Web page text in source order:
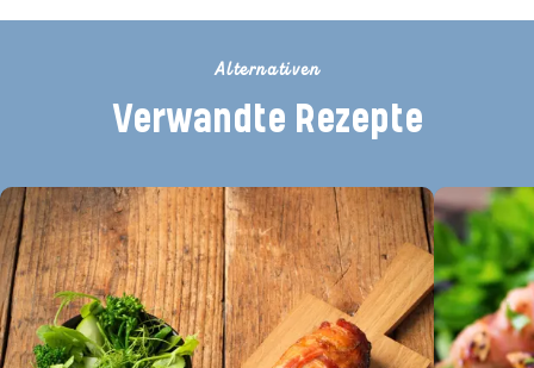
Alternativen
Verwandte Rezepte